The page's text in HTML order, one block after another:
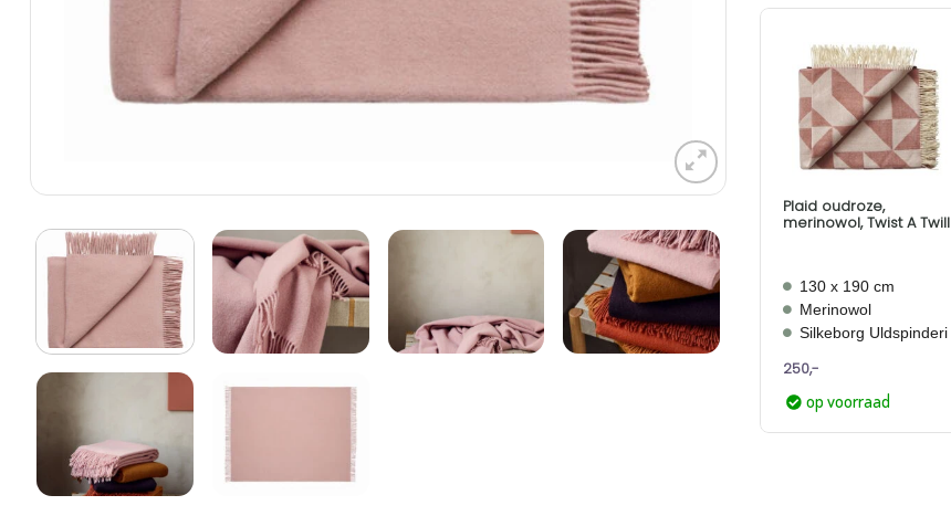
Aan
verlanglijst
toevoegen
Plaid oudroze,
merinowol, Twist A Twill
130 x 190 cm
Merinowol
Silkeborg Uldspinderi
250,-
op voorraad